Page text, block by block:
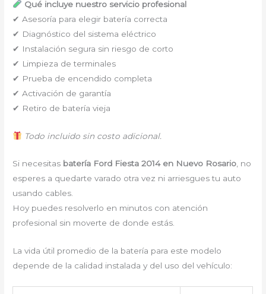
Qué incluye nuestro servicio profesional
✔ Asesoría para elegir batería correcta
✔ Diagnóstico del sistema eléctrico
✔ Instalación segura sin riesgo de corto
✔ Limpieza de terminales
✔ Prueba de encendido completa
✔ Activación de garantía
✔ Retiro de batería vieja
Todo incluido sin costo adicional.
Si necesitas batería Ford Fiesta 2014 en Nuevo Rosario, no
esperes a quedarte varado otra vez ni arriesgues tu auto
usando cables.
Hoy puedes resolverlo en minutos con atención
profesional sin moverte de donde estás.
La vida útil promedio de la batería para este modelo
depende de la calidad instalada y del uso del vehículo: